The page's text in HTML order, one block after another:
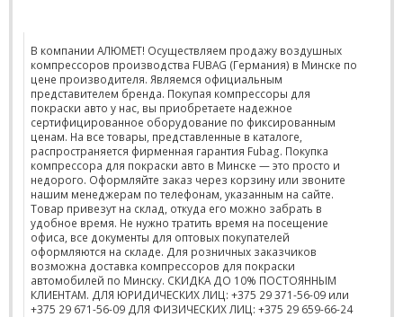
В компании АЛЮМЕТ! Осуществляем продажу воздушных
компрессоров производства FUBAG (Германия) в Минске по
цене производителя. Являемся официальным
представителем бренда. Покупая компрессоры для
покраски авто у нас, вы приобретаете надежное
сертифицированное оборудование по фиксированным
ценам. На все товары, представленные в каталоге,
распространяется фирменная гарантия Fubag. Покупка
компрессора для покраски авто в Минске — это просто и
недорого. Оформляйте заказ через корзину или звоните
нашим менеджерам по телефонам, указанным на сайте.
Товар привезут на склад, откуда его можно забрать в
удобное время. Не нужно тратить время на посещение
офиса, все документы для оптовых покупателей
оформляются на складе. Для розничных заказчиков
возможна доставка компрессоров для покраски
автомобилей по Минску. СКИДКА ДО 10% ПОСТОЯННЫМ
КЛИЕНТАМ. ДЛЯ ЮРИДИЧЕСКИХ ЛИЦ: +375 29 371-56-09 или
+375 29 671-56-09 ДЛЯ ФИЗИЧЕСКИХ ЛИЦ: +375 29 659-66-24